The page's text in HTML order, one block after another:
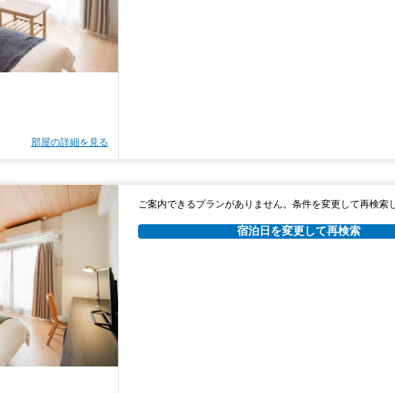
部屋の詳細を見る
ご案内できるプランがありません。条件を変更して再検索
宿泊日を変更して再検索